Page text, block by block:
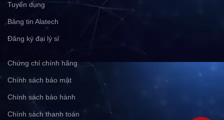
Tuyển dụng
Bảng tin Alatech
Đăng ký đại lý sỉ
Chứng chỉ chính hãng
Chính sách bảo mật
Chính sách bảo hành
Chính sách thanh toán